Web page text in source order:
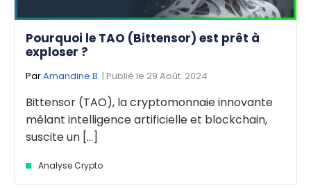
Pourquoi le TAO (Bittensor) est prêt à
exploser ?
ParAmandine B. | Publié le 29 Août. 2024
Bittensor (TAO), la cryptomonnaie innovante
mêlant intelligence artificielle et blockchain,
suscite un [...]
Analyse Crypto